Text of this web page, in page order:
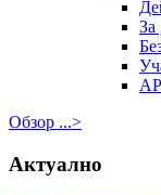
За
Обзор ...>
Актуално